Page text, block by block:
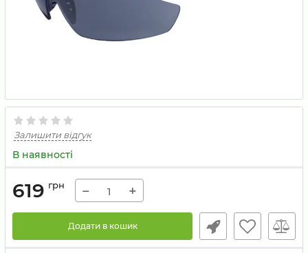
Залишити відгук
В наявності
619 грн − +
Додати в кошик